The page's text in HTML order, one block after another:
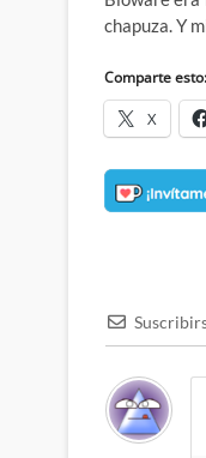
chapuza. Y
Comparte esto:
X